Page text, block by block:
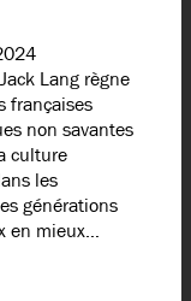
Lang règne
françaises
non savantes
culture
les
générations
en mieux…